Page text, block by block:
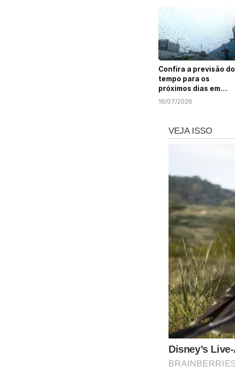
Confira a previsão do
tempo para os
próximos dias em
Sergipe
16/07/2026